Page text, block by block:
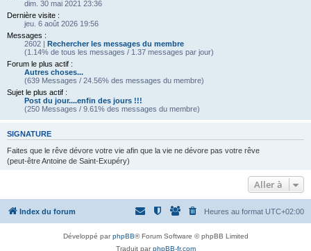
dim. 30 mai 2021 23:36
Dernière visite :
jeu. 6 août 2026 19:56
Messages :
2602 | Rechercher les messages du membre
(1.14% de tous les messages / 1.37 messages par jour)
Forum le plus actif :
Autres choses...
(639 Messages / 24.56% des messages du membre)
Sujet le plus actif :
Post du jour....enfin des jours !!!
(250 Messages / 9.61% des messages du membre)
SIGNATURE
Faites que le rêve dévore votre vie afin que la vie ne dévore pas votre rêve
(peut-être Antoine de Saint-Exupéry)
Aller à
Index du forum Heures au format UTC+02:00
Développé parphpBB® Forum Software © phpBB Limited
Traduit parphpBB-fr.com